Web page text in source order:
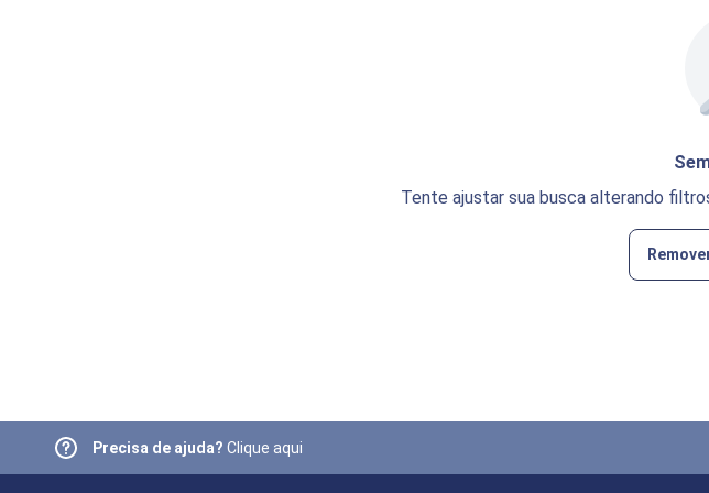
Tente ajustar sua busca alterando
Precisa de ajuda? Clique aqui